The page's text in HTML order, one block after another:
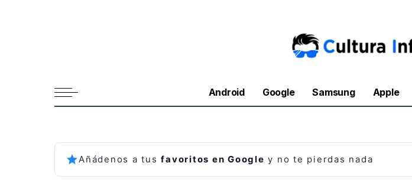
Android Google Samsung Apple
Añádenos a tusfavoritos en Google y no te pierdas nada